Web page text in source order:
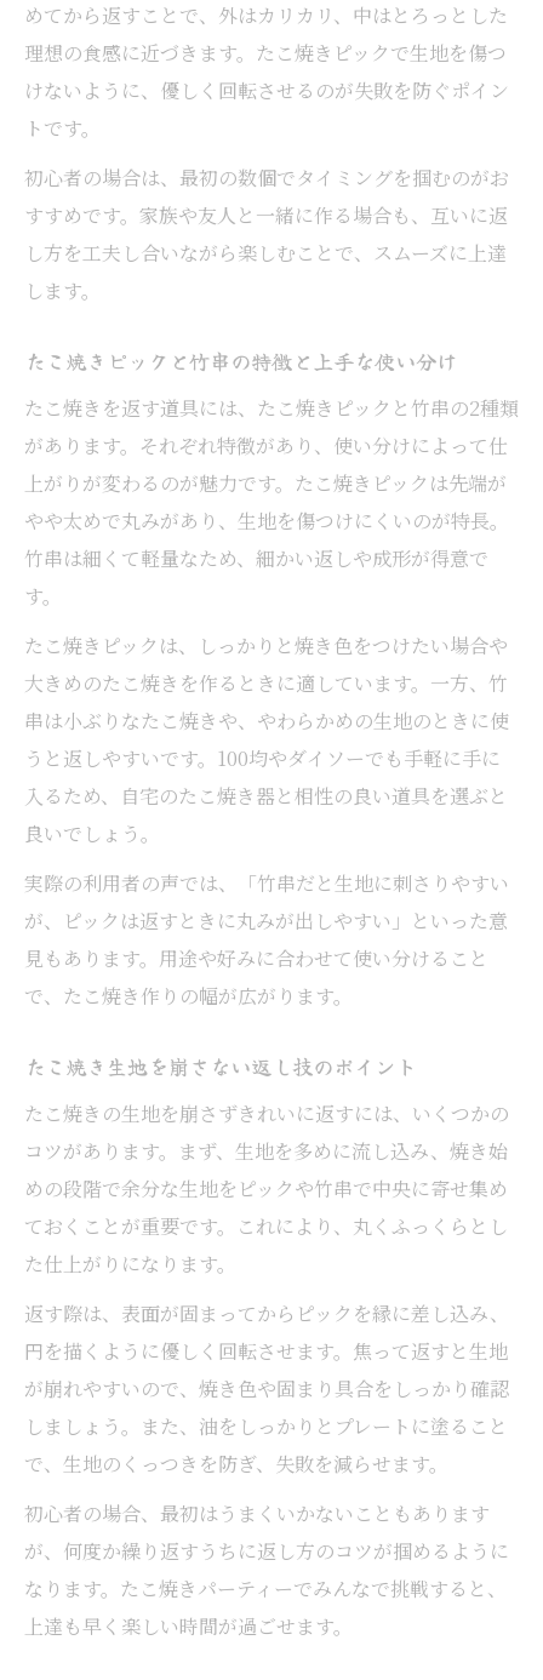
めてから返すことで、外はカリカリ、中はとろっとした
理想の食感に近づきます。たこ焼きピックで生地を傷つ
けないように、優しく回転させるのが失敗を防ぐポイン
トです。
初心者の場合は、最初の数個でタイミングを掴むのがお
すすめです。家族や友人と一緒に作る場合も、互いに返
し方を工夫し合いながら楽しむことで、スムーズに上達
します。
たこ焼きピックと竹串の特徴と上手な使い分け
たこ焼きを返す道具には、たこ焼きピックと竹串の2種類
があります。それぞれ特徴があり、使い分けによって仕
上がりが変わるのが魅力です。たこ焼きピックは先端が
やや太めで丸みがあり、生地を傷つけにくいのが特長。
竹串は細くて軽量なため、細かい返しや成形が得意で
す。
たこ焼きピックは、しっかりと焼き色をつけたい場合や
大きめのたこ焼きを作るときに適しています。一方、竹
串は小ぶりなたこ焼きや、やわらかめの生地のときに使
うと返しやすいです。100均やダイソーでも手軽に手に
入るため、自宅のたこ焼き器と相性の良い道具を選ぶと
良いでしょう。
実際の利用者の声では、「竹串だと生地に刺さりやすい
が、ピックは返すときに丸みが出しやすい」といった意
見もあります。用途や好みに合わせて使い分けること
で、たこ焼き作りの幅が広がります。
たこ焼き生地を崩さない返し技のポイント
たこ焼きの生地を崩さずきれいに返すには、いくつかの
コツがあります。まず、生地を多めに流し込み、焼き始
めの段階で余分な生地をピックや竹串で中央に寄せ集め
ておくことが重要です。これにより、丸くふっくらとし
た仕上がりになります。
返す際は、表面が固まってからピックを縁に差し込み、
円を描くように優しく回転させます。焦って返すと生地
が崩れやすいので、焼き色や固まり具合をしっかり確認
しましょう。また、油をしっかりとプレートに塗ること
で、生地のくっつきを防ぎ、失敗を減らせます。
初心者の場合、最初はうまくいかないこともあります
が、何度か繰り返すうちに返し方のコツが掴めるように
なります。たこ焼きパーティーでみんなで挑戦すると、
上達も早く楽しい時間が過ごせます。